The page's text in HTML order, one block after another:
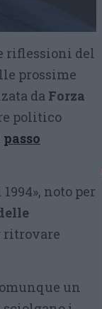
riflessioni del
prossime
da Forza
politico
passo
noto per
ritrovare
un